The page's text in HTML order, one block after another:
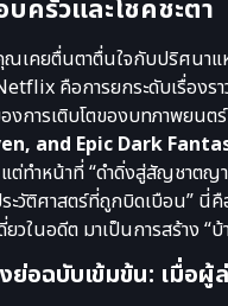
บครัวและโชคชะตา
ณเคยตื่นตาตื่นใจกับปริศนาแ
คือการยกระดับเรื่องร
งการเติบโตของบทภาพยน
and Epic Dark
ต่ทำหน้าที่ “ดำดิ่งสู่สัญชาตญ
ระวัติศาสตร์ที่ถูกบิดเบือน”
ยวในอดีต มาเป็นการสร้าง
ย่อฉบับเข้มข้น: เมื่อ